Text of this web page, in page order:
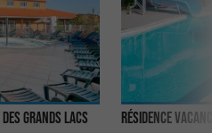
des Grands Lacs Résidence